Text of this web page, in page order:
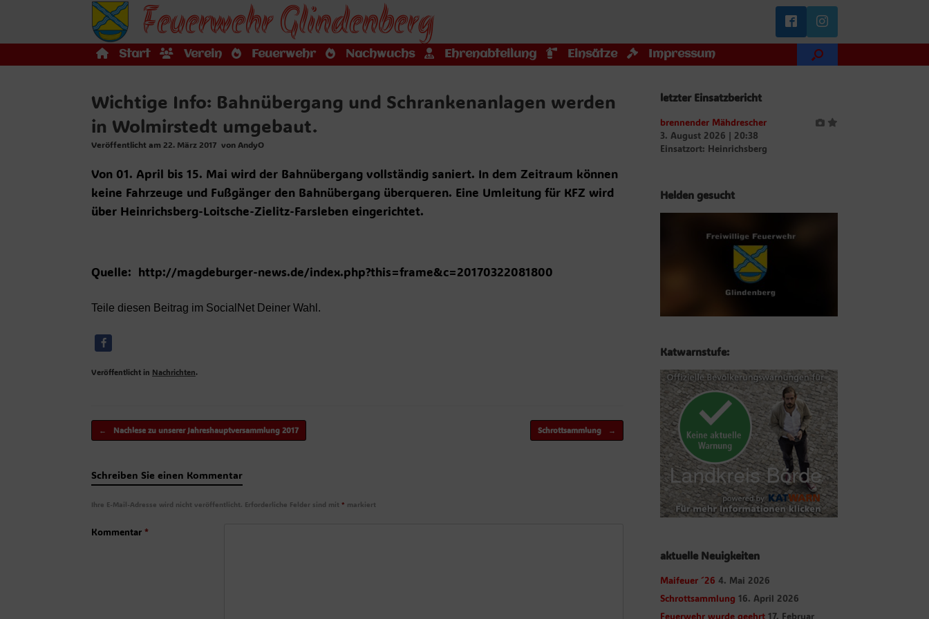
Feuerwehr Glindenberg
Start Verein Feuerwehr Nachwuchs Ehrenabteilung Einsätze Impressum
Wichtige Info: Bahnübergang und Schrankenanlagen werden
in Wolmirstedt umgebaut.
Veröffentlicht am 22. März 2017 von AndyO
Von 01. April bis 15. Mai wird der Bahnübergang vollständig saniert. In dem Zeitraum können
keine Fahrzeuge und Fußgänger den Bahnübergang überqueren. Eine Umleitung für KFZ wird
über Heinrichsberg-Loitsche-Zielitz-Farsleben eingerichtet.
Quelle: http://magdeburger-news.de/index.php?this=frame&c=20170322081800
Teile diesen Beitrag im SocialNet Deiner Wahl.
Veröffentlicht in Nachrichten.
Beitragsnavigation
← Nachlese zu unserer Jahreshauptversammlung 2017 Schrottsammlung →
Schreiben Sie einen Kommentar
Ihre E-Mail-Adresse wird nicht veröffentlicht. Erforderliche Felder sind mit * markiert
Kommentar *
letzter Einsatzbericht
brennender Mähdrescher
3. August 2026 | 20:38
Einsatzort: Heinrichsberg
Helden gesucht
Katwarnstufe:
aktuelle Neuigkeiten
Maifeuer ´26 4. Mai 2026
Schrottsammlung 16. April 2026
Feuerwehr wurde geehrt 17. Februar